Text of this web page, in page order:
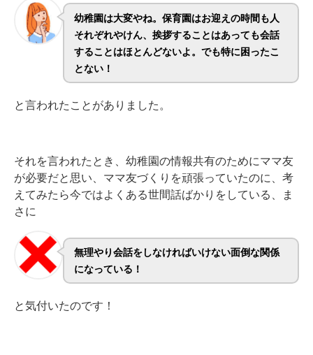
幼稚園は大変やね。保育園はお迎えの時間も人
それぞれやけん、挨拶することはあっても会話
することはほとんどないよ。でも特に困ったこ
とない！
と言われたことがありました。
それを言われたとき、幼稚園の情報共有のためにママ友
が必要だと思い、ママ友づくりを頑張っていたのに、考
えてみたら今ではよくある世間話ばかりをしている、ま
さに
無理やり会話をしなければいけない面倒な関係
になっている！
と気付いたのです！